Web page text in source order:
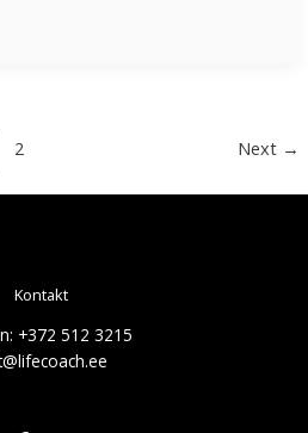
2 Next →
Kontakt
+372 512 3215